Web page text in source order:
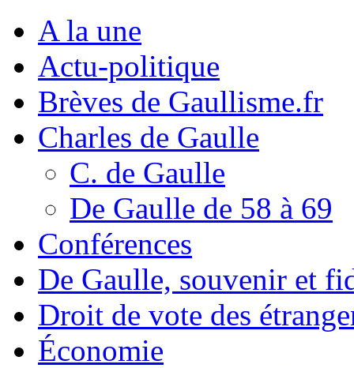
A la une
Actu-politique
Brèves de Gaullisme.fr
Charles de Gaulle
C. de Gaulle
De Gaulle de 58 à 69
Conférences
De Gaulle, souvenir et
Droit de vote des
Économie